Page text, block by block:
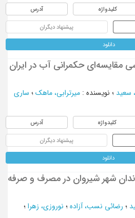
کلیدواژه آدرس
پیشنهاد دیگران
دانلود
مقایسه‌ای حکمرانی آب در ایران
سعید؛ نویسنده: میرترابی، ماهک؛ ساری
کلیدواژه آدرس
پیشنهاد دیگران
دانلود
شهر شیروان در مصرف و صرفه
؛ رضائی نسب، آزاده؛ نوروزی، زهرا ؛